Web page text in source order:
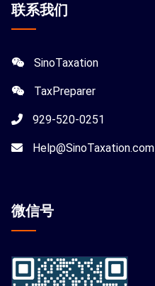
联系我们
SinoTaxation
TaxPreparer
929-520-0251
Help@SinoTaxation.com
微信号